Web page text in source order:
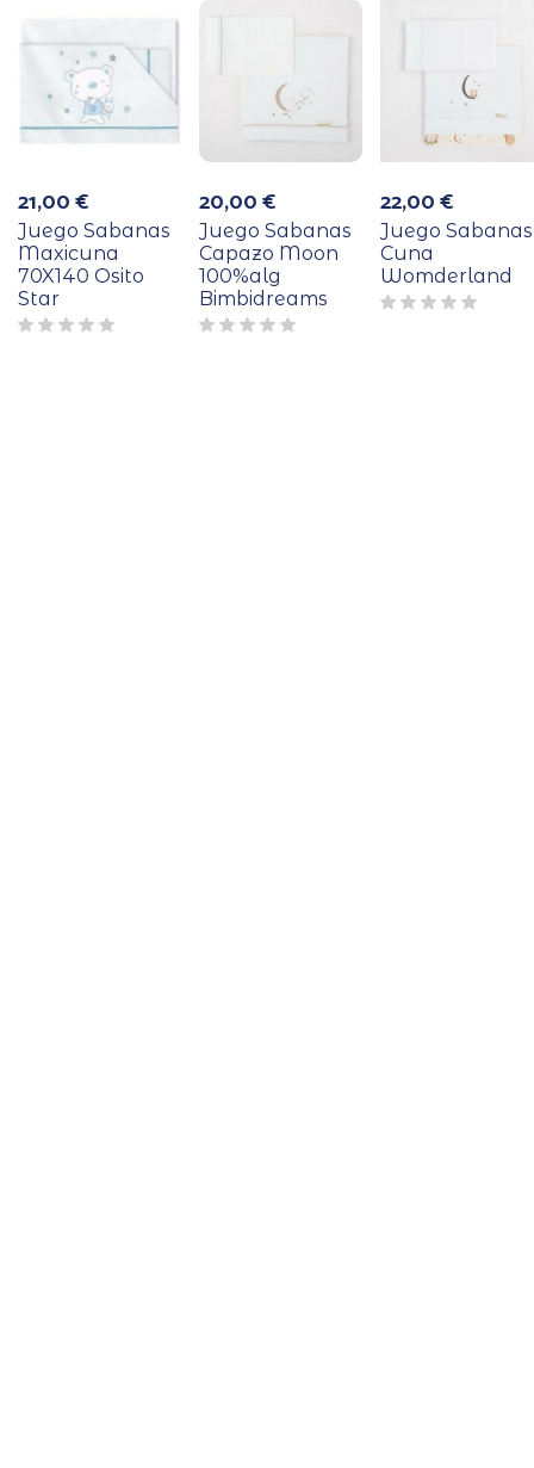
21,00€
Juego Sabanas
Maxicuna
70X140 Osito
Star
20,00€
Juego Sabanas
Capazo Moon
100%alg
Bimbidreams
22,00€
Juego Sabanas
Cuna
Womderland